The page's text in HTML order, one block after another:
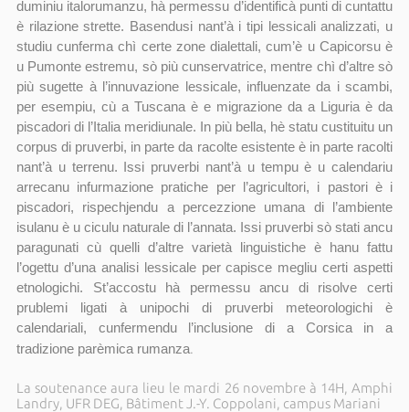
duminiu italorumanzu, hà permessu d’identificà punti di cuntattu
è rilazione strette. Basendusi nant’à i tipi lessicali analizzati, u
studiu cunferma chì certe zone dialettali, cum’è u Capicorsu è
u Pumonte estremu, sò più cunservatrice, mentre chì d’altre sò
più sugette à l’innuvazione lessicale, influenzate da i scambi,
per esempiu, cù a Tuscana è e migrazione da a Liguria è da
piscadori di l’Italia meridiunale. In più bella, hè statu custituitu un
corpus di pruverbi, in parte da racolte esistente è in parte racolti
nant’à u terrenu. Issi pruverbi nant’à u tempu è u calendariu
arrecanu infurmazione pratiche per l’agricultori, i pastori è i
piscadori, rispechjendu a percezzione umana di l’ambiente
isulanu è u ciculu naturale di l’annata. Issi pruverbi sò stati ancu
paragunati cù quelli d’altre varietà linguistiche è hanu fattu
l’ogettu d’una analisi lessicale per capisce megliu certi aspetti
etnologichi. St’accostu hà permessu ancu di risolve certi
prublemi ligati à unipochi di pruverbi meteorologichi è
calendariali, cunfermendu l’inclusione di a Corsica in a
tradizione parèmica rumanza.
La soutenance aura lieu le mardi 26 novembre à 14H, Amphi
Landry, UFR DEG, Bâtiment J.-Y. Coppolani, campus Mariani